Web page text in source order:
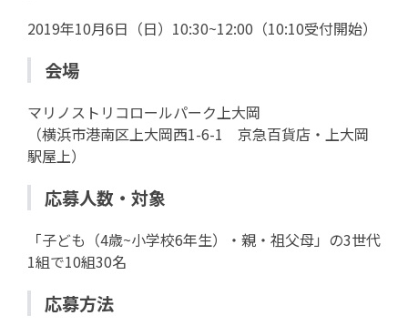
2019年10月6日（日）10:30~12:00（10:10受付開始）
会場
マリノストリコロールパーク上大岡
（横浜市港南区上大岡西1-6-1 京急百貨店・上大岡
駅屋上）
応募人数・対象
「子ども（4歳~小学校6年生）・親・祖父母」の3世代
1組で10組30名
応募方法